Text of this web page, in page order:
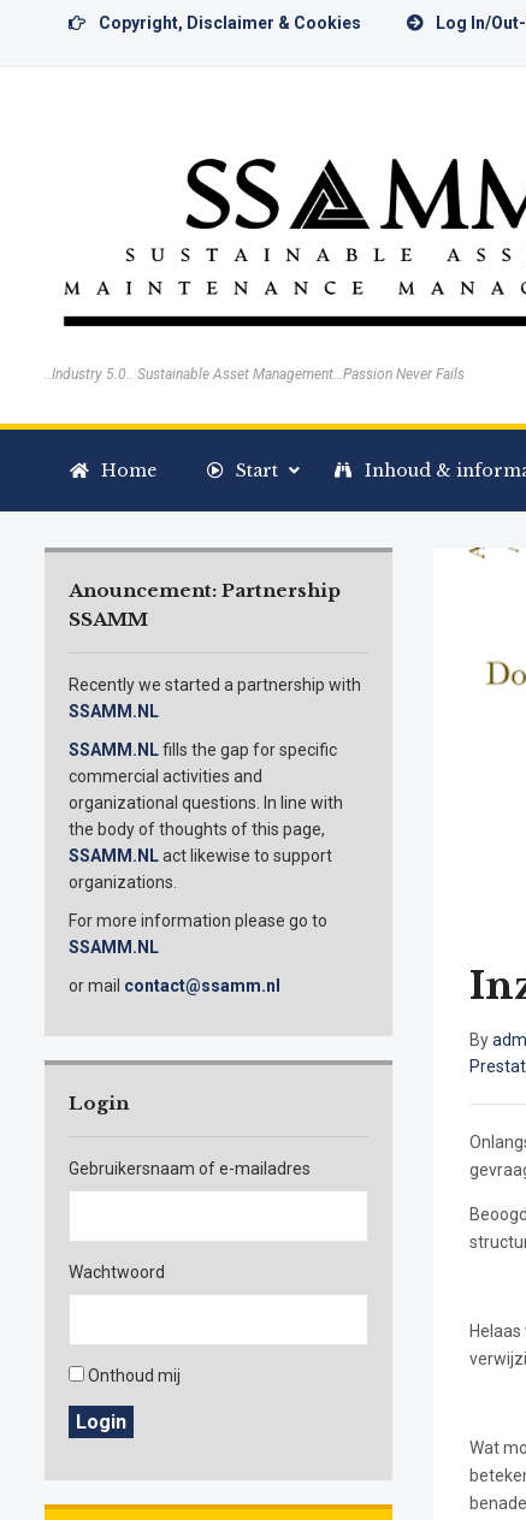
Copyright, Disclaimer & Cookies Log In/
..Industry 5.0.. Sustainable Asset Management…Passion Never Fails
Home Start Inhoud &
Anouncement: Partnership
SSAMM
Recently we started a partnership with
SSAMM.NL
SSAMM.NLfills the gap for specific
commercial activities and
organizational questions. In line with
the body of thoughts of this page,
SSAMM.NLact likewise to support
organizations.
For more information please go to
SSAMM.NL
or mail contact@ssamm.nl
Login
Gebruikersnaam of e-mailadres
Wachtwoord
Onthoud mij
Login
By
Wat